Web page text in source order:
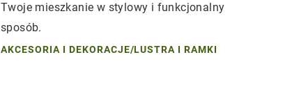
Twoje mieszkanie w stylowy i funkcjonalny
sposób.
AKCESORIA I DEKORACJE/LUSTRA I RAMKI